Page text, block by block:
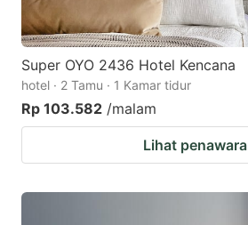
Super OYO 2436 Hotel Kencana
hotel · 2 Tamu · 1 Kamar tidur
Rp 103.582 /malam
Lihat